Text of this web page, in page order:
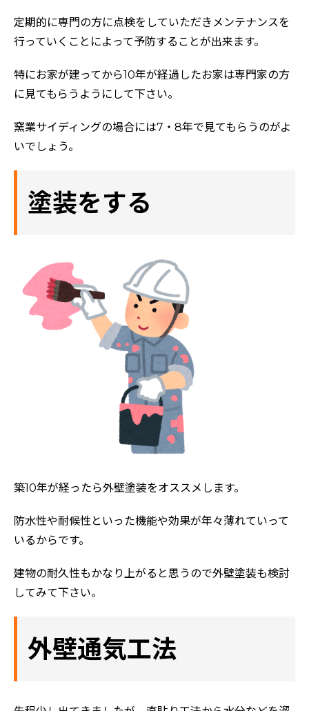
定期的に専門の方に点検をしていただきメンテナンスを
行っていくことによって予防することが出来ます。
特にお家が建ってから10年が経過したお家は専門家の方
に見てもらうようにして下さい。
窯業サイディングの場合には7・8年で見てもらうのがよ
いでしょう。
塗装をする
築10年が経ったら外壁塗装をオススメします。
防水性や耐候性といった機能や効果が年々薄れていって
いるからです。
建物の耐久性もかなり上がると思うので外壁塗装も検討
してみて下さい。
外壁通気工法